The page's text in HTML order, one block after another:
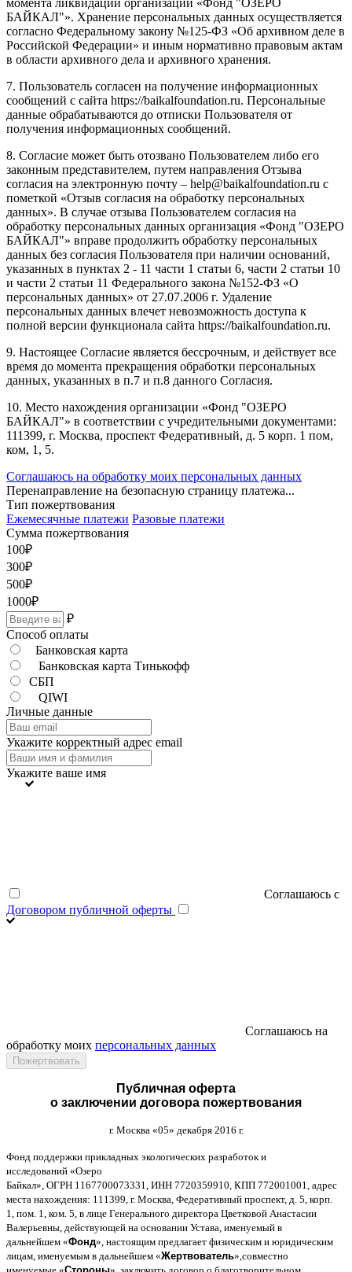
БАЙКАЛ"». Хранение персональных данных осуществляется
согласно Федеральному закону №125-ФЗ «Об архивном деле в
Российской Федерации» и иным нормативно правовым актам
в области архивного дела и архивного хранения.
7. Пользователь согласен на получение информационных
сообщений с сайта https://baikalfoundation.ru. Персональные
данные обрабатываются до отписки Пользователя от
получения информационных сообщений.
8. Согласие может быть отозвано Пользователем либо его
законным представителем, путем направления Отзыва
согласия на электронную почту – help@baikalfoundation.ru с
пометкой «Отзыв согласия на обработку персональных
данных». В случае отзыва Пользователем согласия на
обработку персональных данных организация «Фонд "ОЗЕРО
БАЙКАЛ"» вправе продолжить обработку персональных
данных без согласия Пользователя при наличии оснований,
указанных в пунктах 2 - 11 части 1 статьи 6, части 2 статьи 10
и части 2 статьи 11 Федерального закона №152-ФЗ «О
персональных данных» от 27.07.2006 г. Удаление
персональных данных влечет невозможность доступа к
полной версии функционала сайта https://baikalfoundation.ru.
9. Настоящее Согласие является бессрочным, и действует все
время до момента прекращения обработки персональных
данных, указанных в п.7 и п.8 данного Согласия.
10. Место нахождения организации «Фонд "ОЗЕРО
БАЙКАЛ"» в соответствии с учредительными документами:
111399, г. Москва, проспект Федеративный, д. 5 корп. 1 пом,
ком, 1, 5.
Соглашаюсь на обработку моих персональных данных
Перенаправление на безопасную страницу платежа...
Тип пожертвования
Ежемесячные платежи Разовые платежи
Сумма пожертвования
100₽
300₽
500₽
1000₽
₽
Способ оплаты
Банковская карта
Банковская карта Тинькофф
СБП
QIWI
Личные данные
Укажите корректный адрес email
Укажите ваше имя
Соглашаюсь с
Договором публичной оферты
Соглашаюсь на
обработку моих персональных данных
Публичная оферта
о заключении договора пожертвования
г. Москва «05» декабря 2016 г.
Фонд поддержки прикладных экологических разработок и
исследований «Озеро
Байкал», ОГРН 1167700073331, ИНН 7720359910, КПП 772001001, адрес
места нахождения: 111399, г. Москва Федеративный проспект, д . 5, корп
1, пом . 1, ком . 5, в лице Генерального директора Цветковой Анастасии
Валерьевны действующей на основании Устава именуемый в
дальнейшем «Фонд», настоящим предлагает физическим и юридическим
лицам именуемым в дальнейшем «Жертвователь», совместно